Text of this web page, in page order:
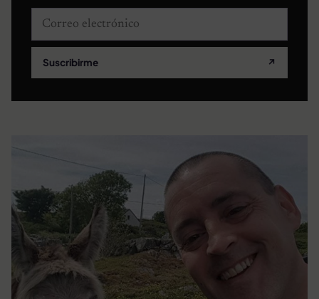
Correo electrónico
Suscribirme ↗